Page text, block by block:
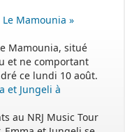
Mamounia »
Mamounia, situé
et ne comportant
ce lundi 10 août.
et Jungeli à
au NRJ Music Tour